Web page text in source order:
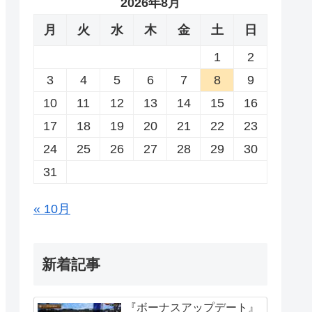
2026年8月
月
火 水 木 金 土
日
1
2
3
4 5 6 7 8
9
10
11 12 13 14 15
16
17
18 19 20 21 22
23
24
25 26 27 28 29
30
31
« 10月
新着記事
『ボーナスアップデート』